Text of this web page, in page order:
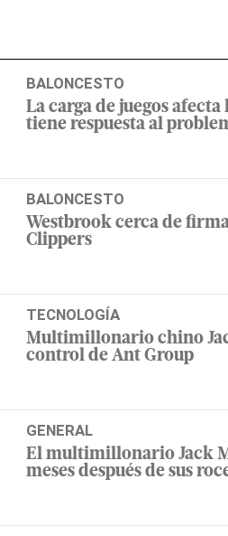
BALONCESTO
La carga de juegos afecta
tiene respuesta al
BALONCESTO
Westbrook cerca de
Clippers
TECNOLOGÍA
Multimillonario chino
control de Ant Group
GENERAL
El multimillonario Jack
meses después de sus